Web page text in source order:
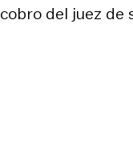
cobro del juez de